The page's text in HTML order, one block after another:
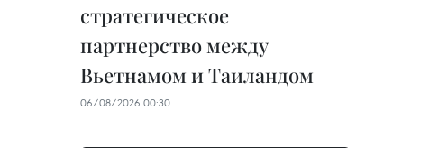
стратегическое
партнерство между
Вьетнамом и Таиландом
06/08/2026 00:30